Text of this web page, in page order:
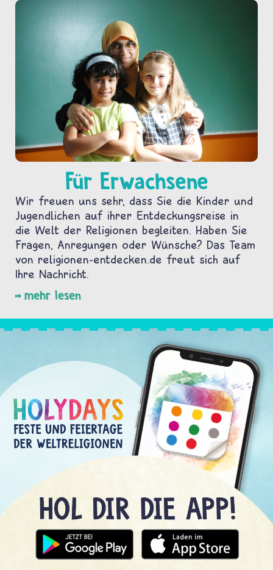
Für Erwachsene
Wir freuen uns sehr, dass Sie die Kinder und
Jugendlichen auf ihrer Entdeckungsreise in
die Welt der Religionen begleiten. Haben Sie
Fragen, Anregungen oder Wünsche? Das Team
von religionen-entdecken.de freut sich auf
Ihre Nachricht.
mehr lesen